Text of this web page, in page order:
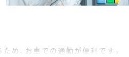
、お車での通勤が便利です。